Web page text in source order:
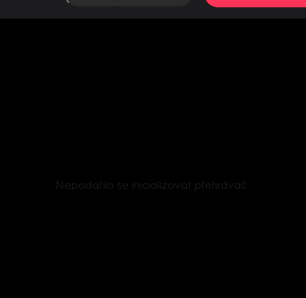
Nepodařilo se inicializovat přehrávač